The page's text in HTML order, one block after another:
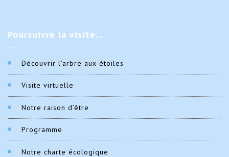
Poursuivre la visite…
Découvrir l’arbre aux étoiles
Visite virtuelle
Notre raison d’être
Programme
Notre charte écologique